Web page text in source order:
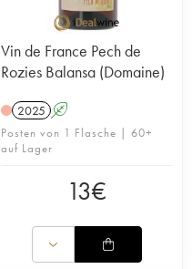
Vin de France Pech de
Rozies Balansa (Domaine)
2025 A
Posten von 1 Flasche | 60+
auf Lager
13€